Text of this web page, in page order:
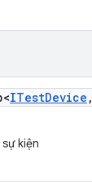
ITestDevice ,
kiện